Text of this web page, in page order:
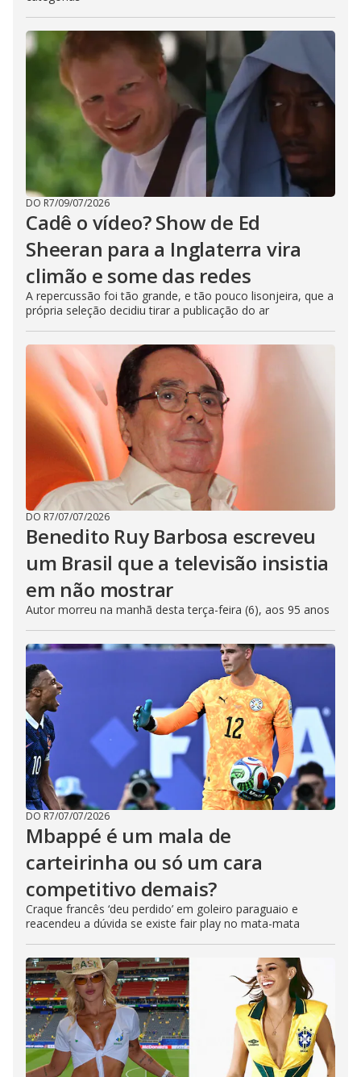
DO R7/09/07/2026
Cadê o vídeo? Show de Ed
Sheeran para a Inglaterra vira
climão e some das redes
A repercussão foi tão grande, e tão pouco lisonjeira, que a
própria seleção decidiu tirar a publicação do ar
DO R7/07/07/2026
Benedito Ruy Barbosa escreveu
um Brasil que a televisão insistia
em não mostrar
Autor morreu na manhã desta terça-feira (6), aos 95 anos
DO R7/07/07/2026
Mbappé é um mala de
carteirinha ou só um cara
competitivo demais?
Craque francês ‘deu perdido’ em goleiro paraguaio e
reacendeu a dúvida se existe fair play no mata-mata